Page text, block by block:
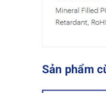
Sản phẩm